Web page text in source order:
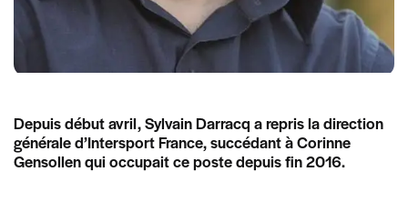
Depuis début avril, Sylvain Darracq a repris la direction
générale d’Intersport France, succédant à Corinne
Gensollen qui occupait ce poste depuis fin 2016.